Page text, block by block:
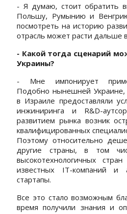
- Я думаю, стоит обратить
Польшу, Румынию и
посмотреть на историю
отрасль может расти дальше
- Какой тогда сценарий
Украины?
- Мне импонирует
Подобно нынешней Украине,
в Израиле предоставляли
инжиниринга и R&D-
развитием рынка возник
квалифицированных
Поэтому относительно
другие страны, в том
высокотехнологичных
известных IT-компаний и
стартапы.
Все это стало возможным
время получили знания и